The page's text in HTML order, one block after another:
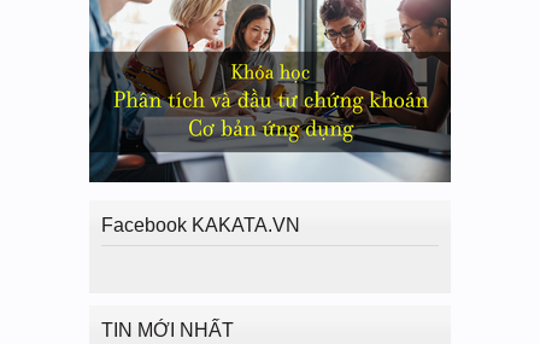
Facebook KAKATA.VN
TIN MỚI NHẤT